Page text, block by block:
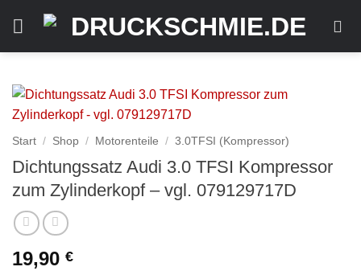
Inhalt
springen
Start / Shop / Motorenteile / 3.0TFSI (Kompressor)
Dichtungssatz Audi 3.0 TFSI Kompressor
zum Zylinderkopf – vgl. 079129717D
19,90 €